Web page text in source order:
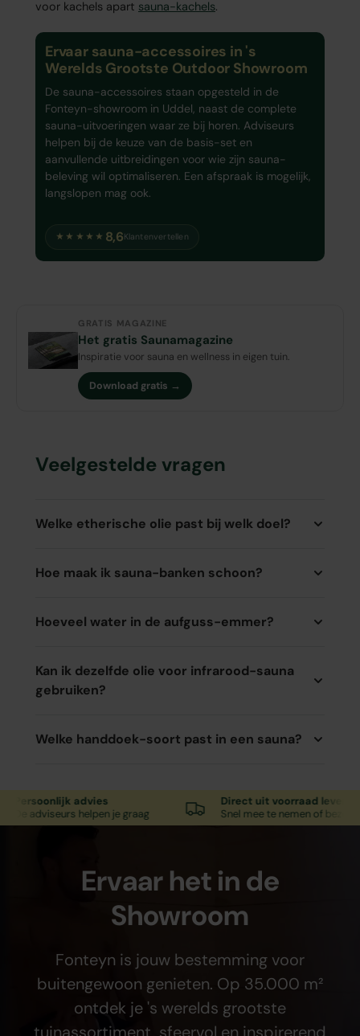
voor kachels apart sauna-kachels.
Ervaar sauna-accessoires in 's
Werelds Grootste Outdoor Showroom
De sauna-accessoires staan opgesteld in de
Fonteyn-showroom in Uddel, naast de complete
sauna-uitvoeringen waar ze bij horen. Adviseurs
helpen bij de keuze van de basis-set en
aanvullende uitbreidingen voor wie zijn sauna-
beleving wil optimaliseren. Een afspraak is mogelijk,
langslopen mag ook.
★★★★★ 8,6Klantenvertellen
GRATIS MAGAZINE
Het gratis Saunamagazine
Inspiratie voor sauna en wellness in eigen tuin.
Download gratis →
Veelgestelde vragen
Welke etherische olie past bij welk doel?
Hoe maak ik sauna-banken schoon?
Hoeveel water in de aufguss-emmer?
Kan ik dezelfde olie voor infrarood-sauna
gebruiken?
Welke handdoek-soort past in een sauna?
advies
helpen je graag
Direct uit voorraad leverbaar
Snel mee te nemen of bezorgd
Ervaar het in de
Showroom
Fonteyn is jouw bestemming voor
buitengewoon genieten. Op 35.000 m²
ontdek je 's werelds grootste
tuinassortiment, sfeervol en inspirerend